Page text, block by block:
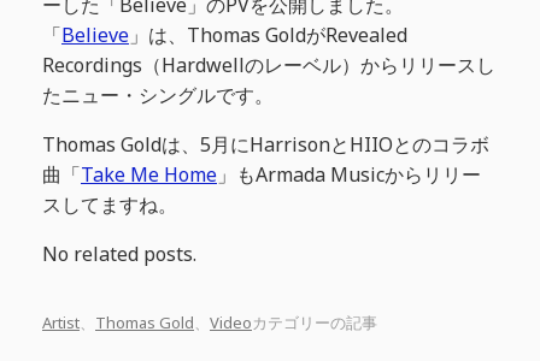
「Believe 」は、Thomas GoldがRevealed
Recordings（Hardwellのレーベル）からリリースし
たニュー・シングルです。
Thomas Goldは、5月にHarrisonとHIIOとのコラボ
曲「Take Me Home 」もArmada Musicからリリー
スしてますね。
No related posts.
Artist、 Thomas Gold、 Videoカテゴリーの記事